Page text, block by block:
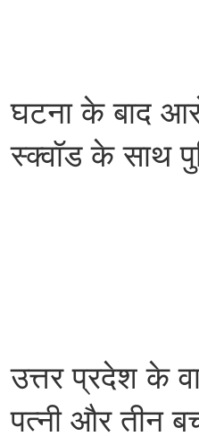
घटना के बाद
स्क्वॉड के साथ
उत्तर प्रदेश के
पत्नी और तीन